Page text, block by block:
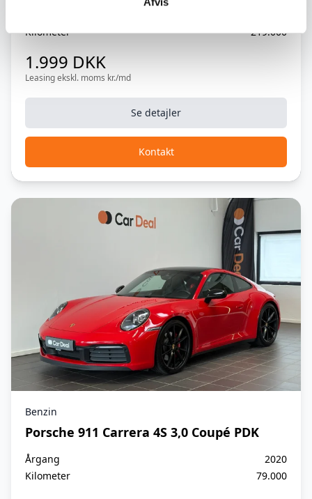
Højdejusterbart forsæde
Højdejusterbart forsæde
Kurvelys
Kørecomputer
LED lygter
Musikstreaming via Bluetooth
Navigation
Parkeringssensor (bag)
Parkeringssensor (for)
Skiltegenkendelse
Sportssæder
Kilometer
219.000
1.999 DKK
Leasing ekskl. moms kr./md
Se detajler
Kontakt
Benzin
Porsche 911 Carrera 4S 3,0 Coupé PDK
Årgang
2020
Kilometer
79.000